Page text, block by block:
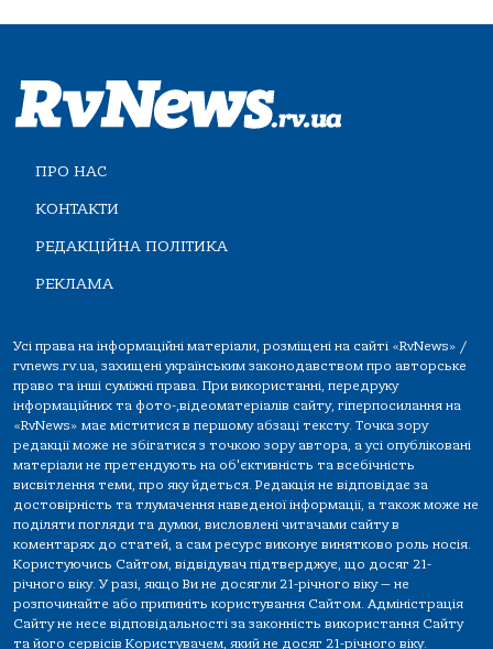
ПРО НАС
КОНТАКТИ
РЕДАКЦІЙНА ПОЛІТИКА
РЕКЛАМА
Усі права на інформаційні матеріали, розміщені на сайті «RvNews» /
rvnews.rv.ua, захищені українським законодавством про авторське
право та інші суміжні права. При використанні, передруку
інформаційних та фото-,відеоматеріалів сайту, гіперпосилання на
«RvNews» має міститися в першому абзаці тексту. Точка зору
редакції може не збігатися з точкою зору автора, а усі опубліковані
матеріали не претендують на об'єктивність та всебічність
висвітлення теми, про яку йдеться. Редакція не відповідає за
достовірність та тлумачення наведеної інформації, а також може не
поділяти погляди та думки, висловлені читачами сайту в
коментарях до статей, а сам ресурс виконує винятково роль носія.
Користуючись Сайтом, відвідувач підтверджує, що досяг 21-
річного віку. У разі, якщо Ви не досягли 21-річного віку — не
розпочинайте або припиніть користування Сайтом. Адміністрація
Сайту не несе відповідальності за законність використання Сайту
та його сервісів Користувачем, який не досяг 21-річного віку.